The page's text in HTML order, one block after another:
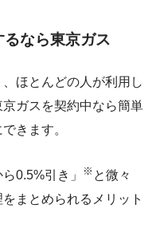
なら東京ガス
ほとんどの人が利用し
ガスを契約中なら簡単
きます。
0.5%引き」 ※ と微々
まとめられるメリット